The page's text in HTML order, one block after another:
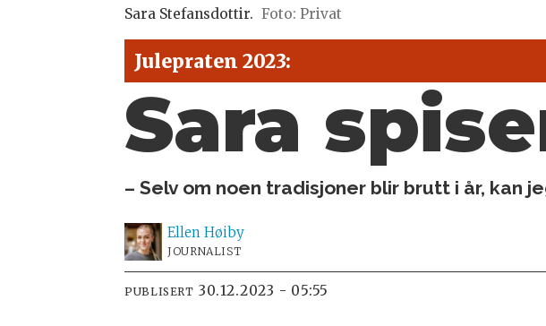
Sara Stefansdottir. Foto: Privat
Julepraten 2023:
Sara
– Selv om noen tradisjoner blir brutt i år, kan
Ellen Høiby
JOURNALIST
PUBLISERT 30.12.2023 - 05:55